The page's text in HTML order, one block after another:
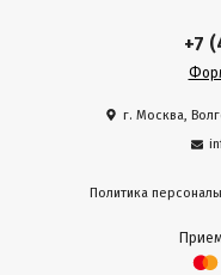
Страна производства КНР
+7
г. Москва,
Политика